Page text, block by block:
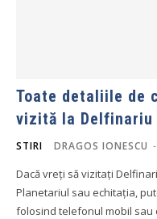
Toate detaliile de
vizită la Delfinariu
STIRI DRAGOS IONESCU -
Dacă vreți să vizitați
Planetariul sau echitația,
folosind telefonul mobil sau